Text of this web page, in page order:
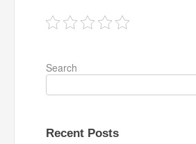
Search
Recent Posts